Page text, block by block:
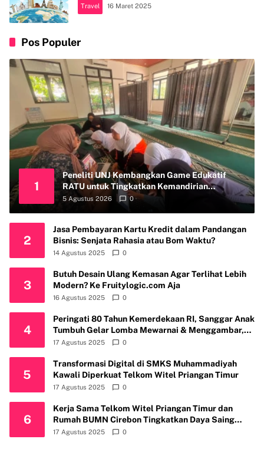
Travel 16 Maret 2025
Pos Populer
1
Peneliti UNJ Kembangkan Game Edukatif
RATU untuk Tingkatkan Kemandirian
Perawatan Organ Reproduksi Anak Hambatan
5 Agustus 2026 0
2
Jasa Pembayaran Kartu Kredit dalam Pandangan
Bisnis: Senjata Rahasia atau Bom Waktu?
14 Agustus 2025 0
3
Butuh Desain Ulang Kemasan Agar Terlihat Lebih
Modern? Ke Fruitylogic.com Aja
16 Agustus 2025 0
4
Peringati 80 Tahun Kemerdekaan RI, Sanggar Anak
Tumbuh Gelar Lomba Mewarnai & Menggambar,
Ajak Anak Cintai Batik Nusantara
17 Agustus 2025 0
5
Transformasi Digital di SMKS Muhammadiyah
Kawali Diperkuat Telkom Witel Priangan Timur
17 Agustus 2025 0
6
Kerja Sama Telkom Witel Priangan Timur dan
Rumah BUMN Cirebon Tingkatkan Daya Saing
Usaha
17 Agustus 2025 0